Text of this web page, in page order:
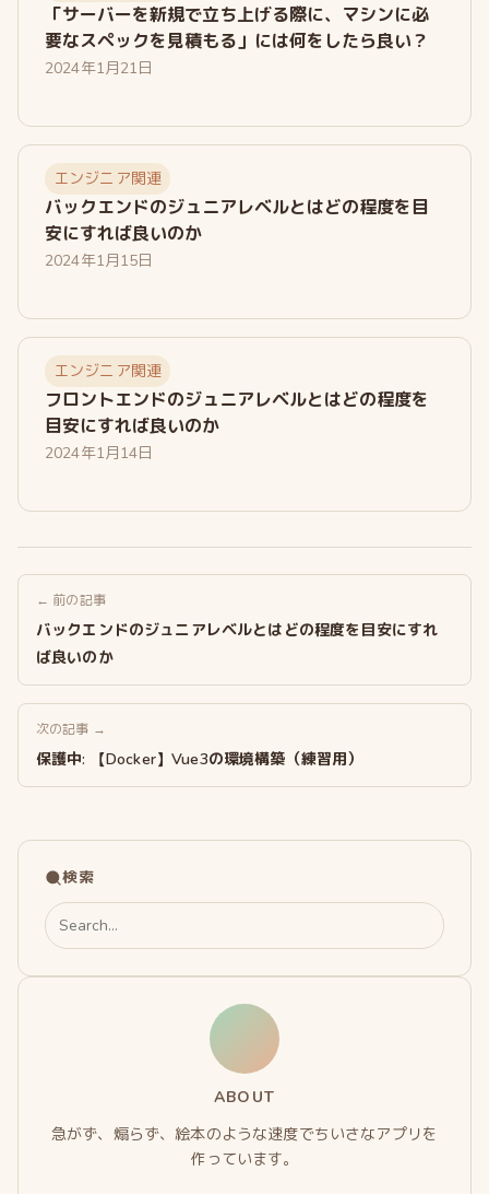
「サーバーを新規で立ち上げる際に、マシンに必
要なスペックを見積もる」には何をしたら良い？
2024年1月21日
エンジニア関連
バックエンドのジュニアレベルとはどの程度を目
安にすれば良いのか
2024年1月15日
エンジニア関連
フロントエンドのジュニアレベルとはどの程度を
目安にすれば良いのか
2024年1月14日
← 前の記事
バックエンドのジュニアレベルとはどの程度を目安にすれ
ば良いのか
次の記事 →
保護中: 【Docker】Vue3の環境構築（練習用）
検索
Search
for:
ABOUT
急がず、煽らず、絵本のような速度でちいさなアプリを
作っています。